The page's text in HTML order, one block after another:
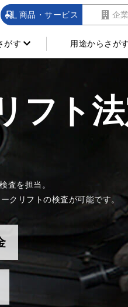
商品・サービス 企
がす 用途からさがす
フト
査を担当。
クリフトの検査が可能です。